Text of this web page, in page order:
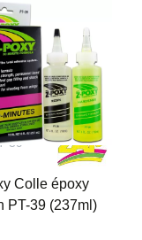
39
Colle époxy
PT-39 (237ml)